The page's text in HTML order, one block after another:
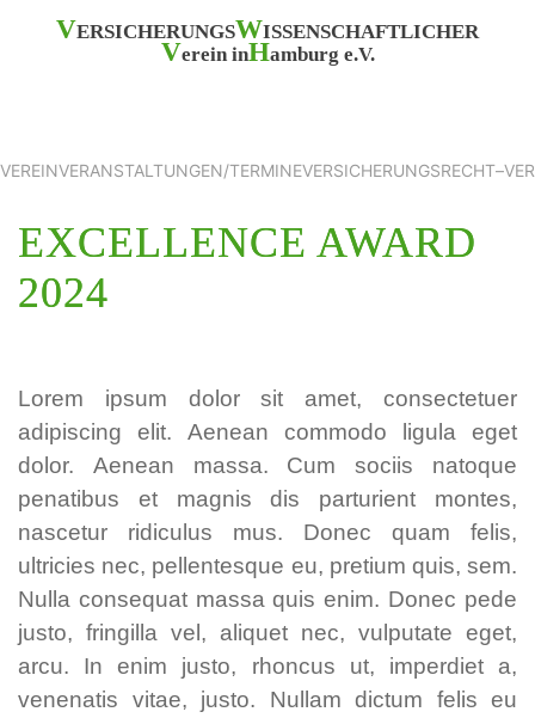
VERSICHERUNGSWISSENSCHAFTLICHER
Verein inHamburg e.V.
VEREINVERANSTALTUNGEN/TERMINEVERSICHERUNGSRECHT–
EXCELLENCE AWARD
2024
Lorem ipsum dolor sit amet, consectetuer
adipiscing elit. Aenean commodo ligula eget
dolor. Aenean massa. Cum sociis natoque
penatibus et magnis dis parturient montes,
nascetur ridiculus mus. Donec quam felis,
ultricies nec, pellentesque eu, pretium quis, sem.
Nulla consequat massa quis enim. Donec pede
justo, fringilla vel, aliquet nec, vulputate eget,
arcu. In enim justo, rhoncus ut, imperdiet a,
venenatis vitae, justo. Nullam dictum felis eu